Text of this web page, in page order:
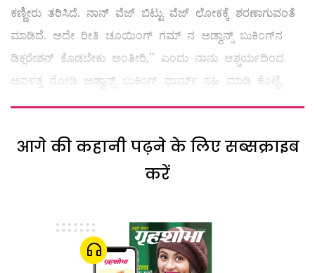
ಕಣ್ಣೀರು ತರಿಸಿದೆ. ನಾನ್‌ ವೆಜ್‌ ಬಿಟ್ಟು ವೆಜ್‌ ಲೋಕಕ್ಕೆ ಶರಣಾಗುವಂತೆ
ಮಾಡಿದೆ. ಅದೇ ರೀತಿ ಚೂಯಿಂಗ್‌ ಗಮ್ ನ ಅಡ್ವಾನ್ಸ್ ಬುಕಿಂಗ್‌ನ
ಡಿಕ್ಲರೇಶನ್‌ ಕೊಡಬೇಕು ಅಂತೀರಿ,'' ಎಂದು ನಾನು ಆಶ್ಚರ್ಯದಿಂದ
ಅವಳತ್ತ ನೋಡಿ ಅಡ್ವಾನ್ಸ್ ಬುಕಿಂಗ್‌ ಫಾರ್ಮ್ ಸಹಿ ಮಾಡಿ ಕೊಟ್ಟೆ.
आगे की कहानी पढ़ने के लिए सब्सक्राइब
करें